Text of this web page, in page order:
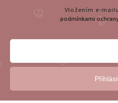
Vložením e-
podmínkami